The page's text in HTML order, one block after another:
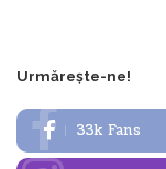
Urmărește-ne!
33k Fans